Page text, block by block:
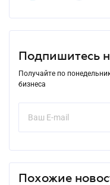
Подпишитесь
Получайте по
бизнеса
Похожие